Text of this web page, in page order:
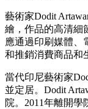
藝術家Dodit
繪，作品的高清細
應通過印刷媒體、
和推銷消費商品和
當代印尼藝術家
並定居。Dodit
院。2011年離開